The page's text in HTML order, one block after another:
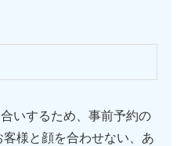
いするため、事前予約の
様と顔を合わせない、あ